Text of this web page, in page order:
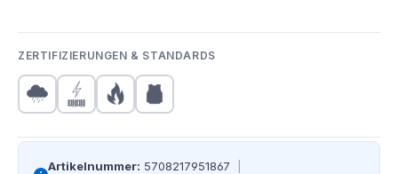
ZERTIFIZIERUNGEN & STANDARDS
Artikelnummer: 5708217951867